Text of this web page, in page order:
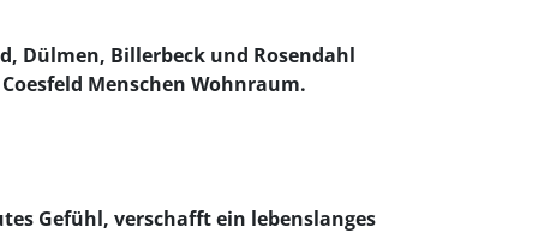
Dülmen, Billerbeck und Rosendahl
Menschen Wohnraum.
Gefühl, verschafft ein lebenslanges